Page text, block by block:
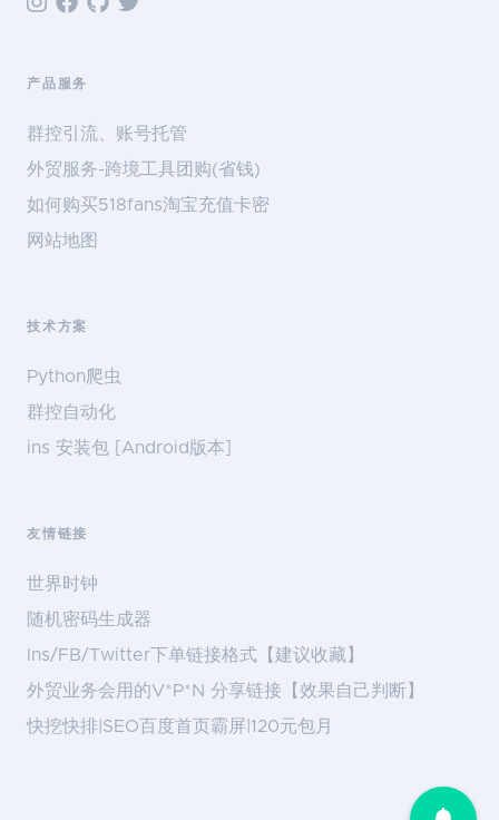
产品服务
群控引流、账号托管
外贸服务-跨境工具团购(省钱)
如何购买518fans淘宝充值卡密
网站地图
技术方案
Python爬虫
群控自动化
ins 安装包 [Android版本]
友情链接
世界时钟
随机密码生成器
Ins/FB/Twitter下单链接格式【建议收藏】
外贸业务会用的V*P*N 分享链接【效果自己判断】
快挖快排|SEO百度首页霸屏|120元包月